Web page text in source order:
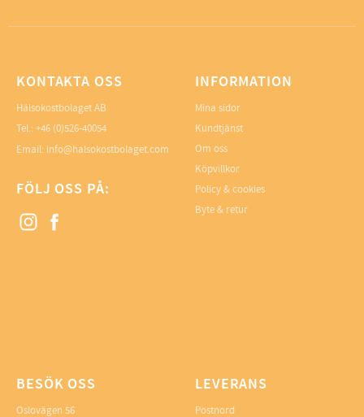
KONTAKTA OSS
Hälsokostbolaget AB
Tel.: +46 (0)526-40054
Email: info@halsokostbolaget.com
FÖLJ OSS PÅ:
INFORMATION
Mina sidor
Kundtjänst
Om oss
Köpvillkor
Policy & cookies
Byte & retur
BESÖK OSS
Oslovägen 56
LEVERANS
Postnord